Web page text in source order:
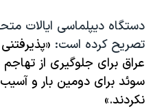
دستگاه دیپلماسی ایالات
تصریح کرده است:
عراق برای جلوگیری از
سوئد برای دومین بار و
نکردند.»